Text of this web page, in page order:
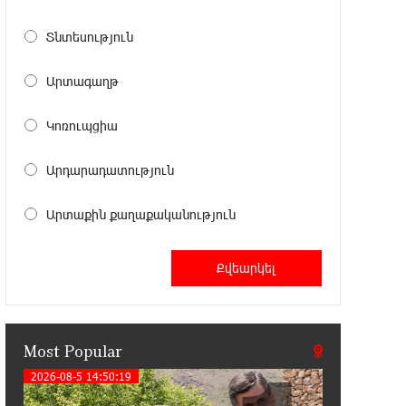
Haik Kazazyan to Perform
Closing Concert of the Madeira Classical Orchestra’s
2025/2026 Season
the "Power of One Dram" initiative in
Become a Unibank shareholder and
benefit from an attractive investment
opportunity
21:50:45 9-07-2026
IDBank warns of scam calls
impersonating pension funds
Տնտեսություն
Արտագաղթ
Կոռուպցիա
Արդարադատություն
Արտաքին քաղաքականություն
Most Popular
2026-08-5 14:50:19